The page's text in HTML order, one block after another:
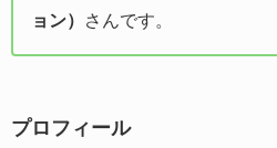
ョン）
さんです。
プロフィール